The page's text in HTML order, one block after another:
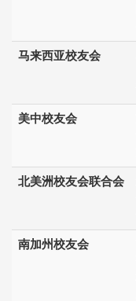
马来西亚校友会
美中校友会
北美洲校友会联合会
南加州校友会